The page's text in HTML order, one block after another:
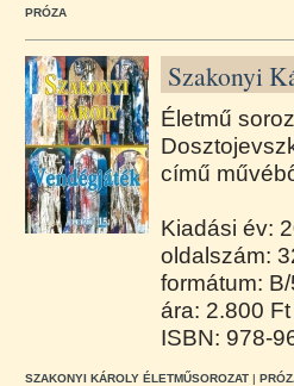
PRÓZA
Szakonyi
Életmű
című
Kiadási év:
oldalszám:
formátum:
ára: 2.800 Ft
ISBN: 978-
SZAKONYI KÁROLY ÉLETMŰSOROZAT |